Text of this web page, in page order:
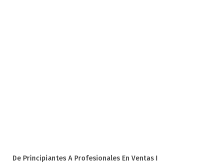
De Principiantes A Profesionales En Ventas I